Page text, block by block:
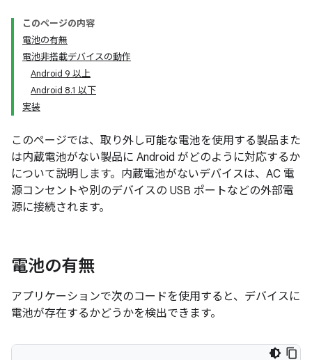
このページの内容
電池の有無
電池非搭載デバイスの動作
Android 9 以上
Android 8.1 以下
実装
このページでは、取り外し可能な電池を使用する製品また
は内蔵電池がない製品に Android がどのように対応するか
について説明します。内蔵電池がないデバイスは、AC 電
源コンセントや別のデバイスの USB ポートなどの外部電
源に接続されます。
電池の有無
アプリケーションで次のコードを使用すると、デバイスに
電池が存在するかどうかを検出できます。